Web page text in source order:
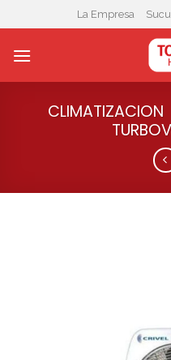
to
content
La Empresa
CLIMATIZACION